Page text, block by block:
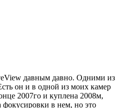
давным давно. Одними из
он и в одной из моих камер
2007го и куплена 2008м,
в нем, но это